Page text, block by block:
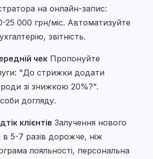
на онлайн-запис:
25 000 грн/міс. Автоматизуйте
звітність.
чек Пропонуйте
"До стрижки додати
зі знижкою 20%?".
догляду.
клієнтів Залучення нового
в 5-7 разів дорожче, ніж
лояльності, персональна